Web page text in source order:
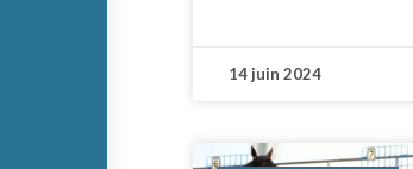
14 juin 2024